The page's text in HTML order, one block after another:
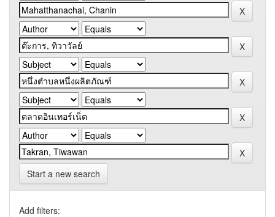
Start a new search
Add filters: